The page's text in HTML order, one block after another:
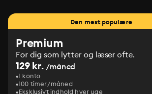
Den mest populære
Premium
For dig som lytter og læser ofte.
129 kr. /måned
1 konto
100 timer/måned
Eksklusivt indhold hver uge